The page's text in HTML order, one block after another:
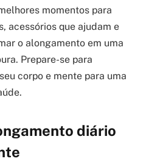
momentos para
acessórios que ajudam e
o alongamento em uma
Prepare-se para
corpo e mente para uma
diário